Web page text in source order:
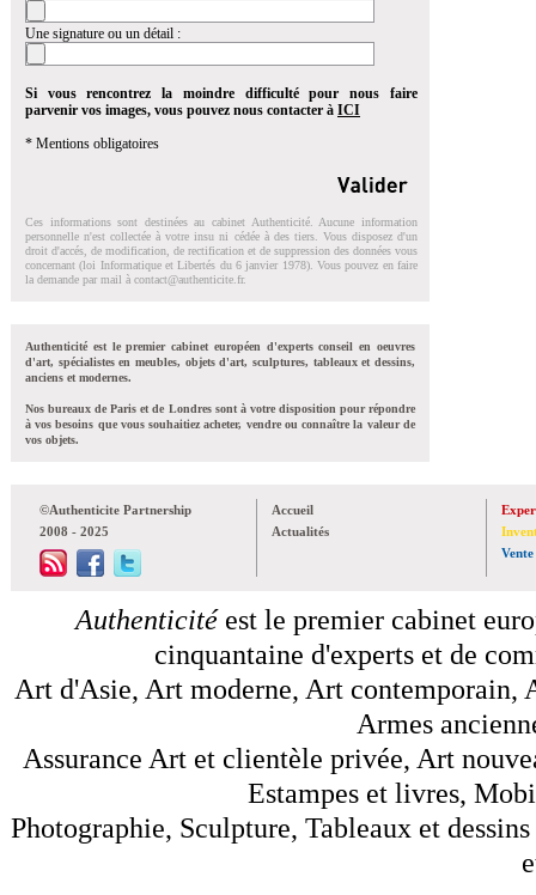
Une signature ou un détail :
Si vous rencontrez la moindre difficulté pour nous faire
parvenir vos images, vous pouvez nous contacter à ICI
* Mentions obligatoires
Ces informations sont destinées au cabinet Authenticité. Aucune information
personnelle n'est collectée à votre insu ni cédée à des tiers. Vous disposez d'un
droit d'accés, de modification, de rectification et de suppression des données vous
concernant (loi Informatique et Libertés du 6 janvier 1978). Vous pouvez en faire
la demande par mail à contact@authenticite.fr.
Authenticité est le premier cabinet européen d'experts conseil en oeuvres
d'art, spécialistes en meubles, objets d'art, sculptures, tableaux et dessins,
anciens et modernes.
Nos bureaux de Paris et de Londres sont à votre disposition pour répondre
à vos besoins que vous souhaitiez acheter, vendre ou connaître la valeur de
vos objets.
©Authenticite Partnership
2008 - 2025
Accueil
Actualités
Vente
Authenticitéest le premier cabinet
cinquantaine d'experts et de
Art d'Asie, Art moderne, Art contemporain,
Armes
Assurance Art et clientèle privée, Art
Estampes et livres,
Photographie, Sculpture, Tableaux et